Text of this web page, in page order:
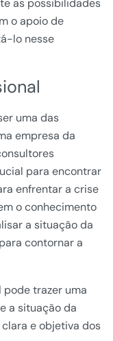
o apoio de
lo nesse
uma das
empresa da
para encontrar
enfrentar a crise
o conhecimento
a situação da
contornar a
trazer uma
a situação da
e objetiva dos